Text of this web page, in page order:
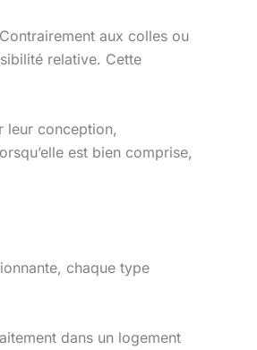
aux colles ou
relative. Cette
leur conception,
est bien comprise,
chaque type
dans un logement